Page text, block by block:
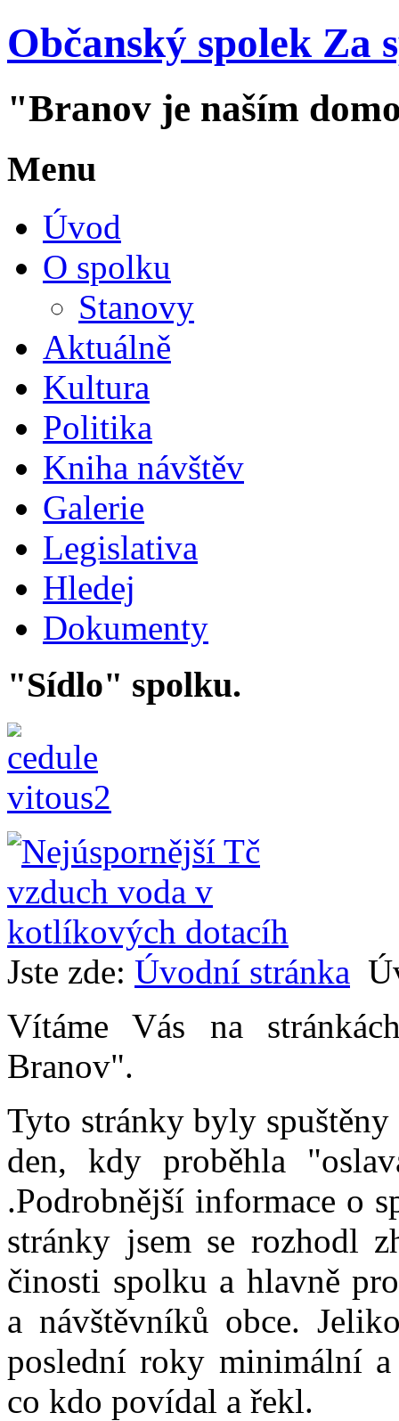
Občanský spolek Za
"Branov je naším
Menu
Úvod
O spolku
Stanovy
Aktuálně
Kultura
Politika
Kniha návštěv
Galerie
Legislativa
Hledej
Dokumenty
"Sídlo" spolku.
Jste zde: Úvodní stránka
Vítáme Vás na
Branov".
Tyto stránky byly
den, kdy proběhla
.Podrobnější informace o
stránky jsem se rozhodl
činosti spolku a hlavně
a návštěvníků obce.
poslední roky minimální
co kdo povídal a řekl.